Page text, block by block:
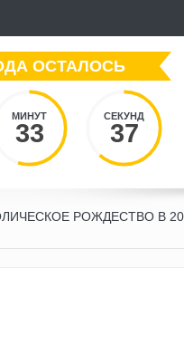
ОСТАЛОСЬ
МИНУТ
33
СЕКУНД
39
РОЖДЕСТВО В